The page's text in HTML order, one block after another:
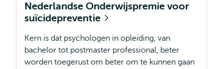
Nederlandse Onderwijspremie voor
suïcidepreventie
Kern is dat psychologen in opleiding, van
bachelor tot postmaster professional, beter
worden toegerust om beter om te kunnen gaan